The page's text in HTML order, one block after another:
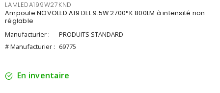
LAMLEDA199W27KND
Ampoule NOVOLED A19 DEL 9.5W 2700°K 800LM à intensité non
réglable
Manufacturier :
PRODUITS STANDARD
# Manufacturier : 69775
En inventaire